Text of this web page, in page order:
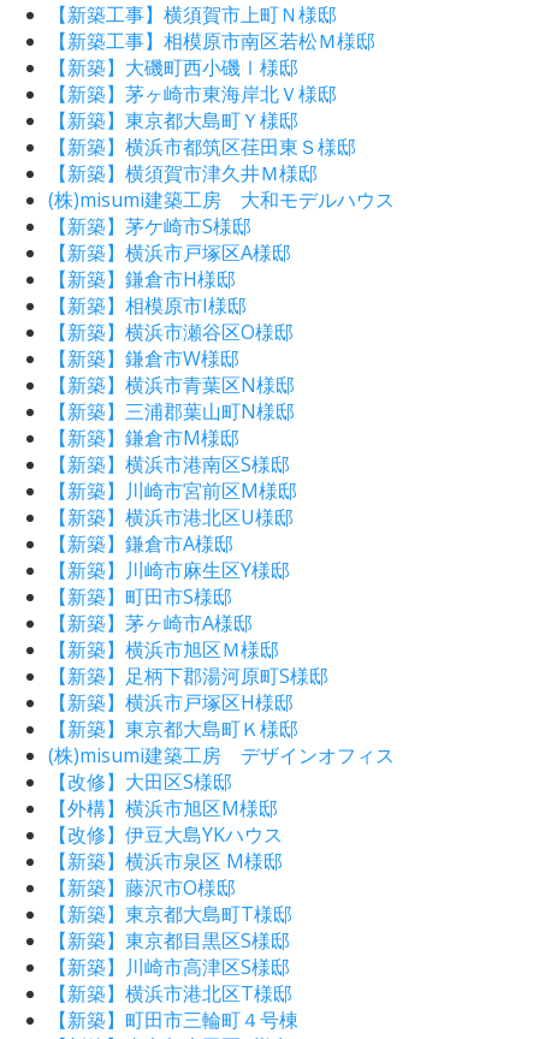
【新築工事】横須賀市上町Ｎ様邸
【新築工事】相模原市南区若松Ｍ様邸
【新築】大磯町西小磯Ⅰ様邸
【新築】茅ヶ崎市東海岸北Ｖ様邸
【新築】東京都大島町Ｙ様邸
【新築】横浜市都筑区荏田東Ｓ様邸
【新築】横須賀市津久井Ｍ様邸
(株)misumi建築工房 大和モデルハウス
【新築】茅ケ崎市S様邸
【新築】横浜市戸塚区A様邸
【新築】鎌倉市H様邸
【新築】相模原市I様邸
【新築】横浜市瀬谷区O様邸
【新築】鎌倉市W様邸
【新築】横浜市青葉区N様邸
【新築】三浦郡葉山町N様邸
【新築】鎌倉市M様邸
【新築】横浜市港南区S様邸
【新築】川崎市宮前区M様邸
【新築】横浜市港北区U様邸
【新築】鎌倉市A様邸
【新築】川崎市麻生区Y様邸
【新築】町田市S様邸
【新築】茅ヶ崎市A様邸
【新築】横浜市旭区Ｍ様邸
【新築】足柄下郡湯河原町S様邸
【新築】横浜市戸塚区H様邸
【新築】東京都大島町Ｋ様邸
(株)misumi建築工房 デザインオフィス
【改修】大田区S様邸
【外構】横浜市旭区M様邸
【改修】伊豆大島YKハウス
【新築】横浜市泉区 M様邸
【新築】藤沢市O様邸
【新築】東京都大島町T様邸
【新築】東京都目黒区S様邸
【新築】川崎市高津区S様邸
【新築】横浜市港北区T様邸
【新築】町田市三輪町４号棟